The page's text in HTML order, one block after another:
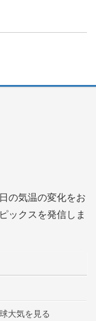
の気温の変化をお
ックスを発信しま
大気を見る